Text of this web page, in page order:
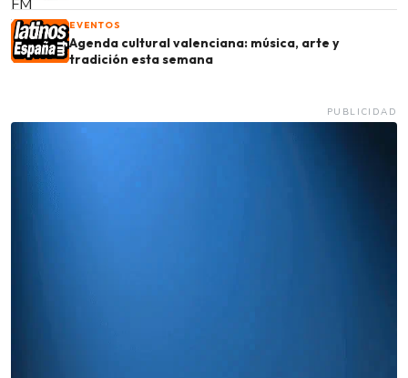
EVENTOS
Agenda cultural valenciana: música, arte y
tradición esta semana
PUBLICIDAD